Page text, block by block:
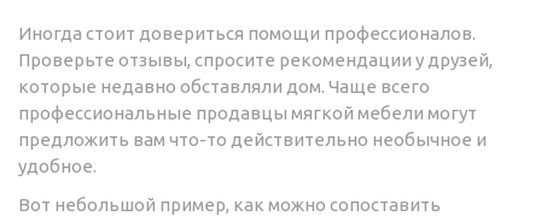
Иногда стоит довериться помощи профессионалов.
Проверьте отзывы, спросите рекомендации у друзей,
которые недавно обставляли дом. Чаще всего
профессиональные продавцы мягкой мебели могут
предложить вам что-то действительно необычное и
удобное.
Вот небольшой пример, как можно сопоставить